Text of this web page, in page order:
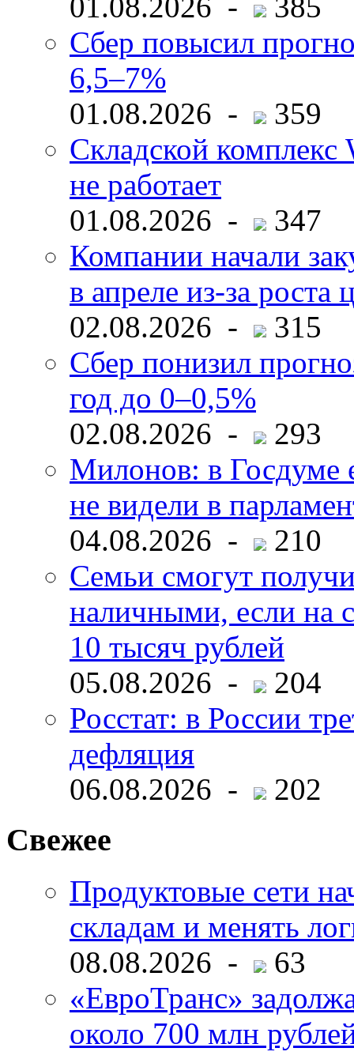
Сбер повысил
6,5–7%
01.08.2026 -
359
Складской комплекс
не работает
01.08.2026 -
347
Компании начали
в апреле из-за роста
02.08.2026 -
315
Сбер понизил
год до 0–0,5%
02.08.2026 -
293
Милонов: в Госдуме
не видели в
04.08.2026 -
210
Семьи смогут
наличными, если на
10 тысяч рублей
05.08.2026 -
204
Росстат: в России
дефляция
06.08.2026 -
202
Свежее
Продуктовые сети
складам и менять
08.08.2026 -
63
«ЕвроТранс»
около 700 млн